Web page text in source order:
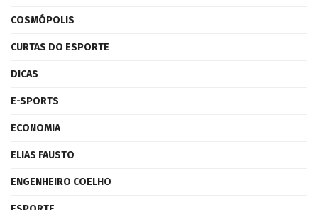
COSMÓPOLIS
CURTAS DO ESPORTE
DICAS
E-SPORTS
ECONOMIA
ELIAS FAUSTO
ENGENHEIRO COELHO